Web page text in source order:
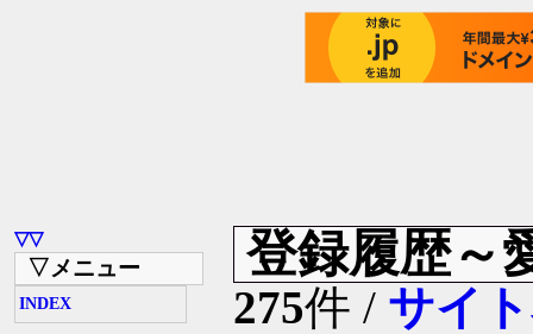
▽▽
▽メニュー
INDEX
登録履歴～
275件 / サイ